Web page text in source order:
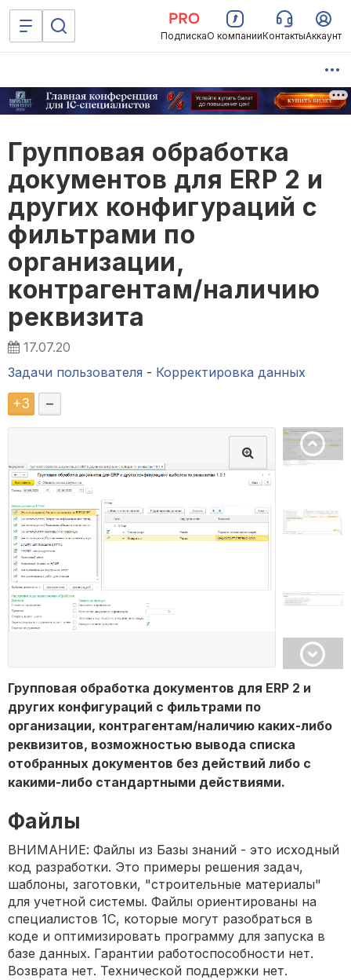
ПодпискаО компанииКонтактыАккаунт
Групповая обработка
документов для ERP 2 и
других конфигураций с
фильтрами по
организации,
контрагентам/наличию
реквизита
17.07.20
Задачи пользователя - Корректировка данных
+3 –
Групповая обработка документов для ERP 2 и
других конфигураций с фильтрами по
организации, контрагентам/наличию каких-либо
реквизитов, возможностью вывода списка
отобранных документов без действий либо с
какими-либо стандартными действиями.
Файлы
ВНИМАНИЕ: Файлы из Базы знаний - это исходный
код разработки. Это примеры решения задач,
шаблоны, заготовки, "строительные материалы"
для учетной системы. Файлы ориентированы на
специалистов 1С, которые могут разобраться в
коде и оптимизировать программу для запуска в
базе данных. Гарантии работоспособности нет.
Возврата нет. Технической поддержки нет.